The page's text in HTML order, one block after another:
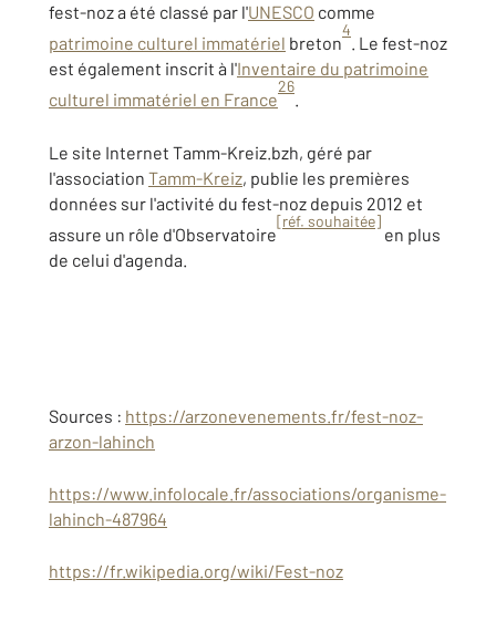
fest-noz a été classé par l'UNESCO comme
patrimoine culturel immatériel breton
4
. Le fest-noz
est également inscrit à l'Inventaire du patrimoine
culturel immatériel en France
26
.
Le site Internet Tamm-Kreiz.bzh, géré par
l'association Tamm-Kreiz, publie les premières
données sur l'activité du fest-noz depuis 2012 et
assure un rôle d'Observatoire
[réf. souhaitée]
en plus
de celui d'agenda.
Sources : https://arzonevenements.fr/fest-noz-
arzon-lahinch
https://www.infolocale.fr/associations/organisme-
lahinch-487964
https://fr.wikipedia.org/wiki/Fest-noz